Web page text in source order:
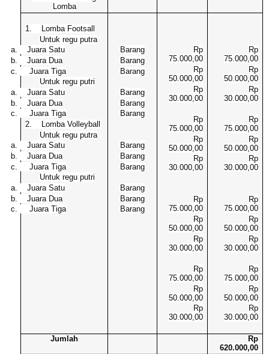
Lomba
1. Lomba Footsall
Untuk regu putra
a. Juara Satu
b. Juara Dua
c. Juara Tiga
Untuk regu putri
a. Juara Satu
b. Juara Dua
c. Juara Tiga
2. Lomba Volleyball
Untuk regu putra
a. Juara Satu
b. Juara Dua
c. Juara Tiga
Untuk regu putri
a. Juara Satu
b. Juara Dua
c. Juara Tiga
Barang
Barang
Barang
Barang
Barang
Barang
Barang
Barang
Barang
Barang
Barang
Barang
Rp
75.000,00
Rp
50.000,00
Rp
30.000,00
Rp
75.000,00
Rp
50.000,00
Rp
30.000,00
Rp
75.000,00
Rp
50.000,00
Rp
30.000,00
Rp
75.000,00
Rp
50.000,00
Rp
30.000,00
Rp
75.000,00
Rp
50.000,00
Rp
30.000,00
Rp
75.000,00
Rp
50.000,00
Rp
30.000,00
Rp
75.000,00
Rp
50.000,00
Rp
30.000,00
Rp
75.000,00
Rp
50.000,00
Rp
30.000,00
Jumlah
Rp
620.000,00